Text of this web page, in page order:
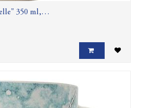
350 ml,
New Bone